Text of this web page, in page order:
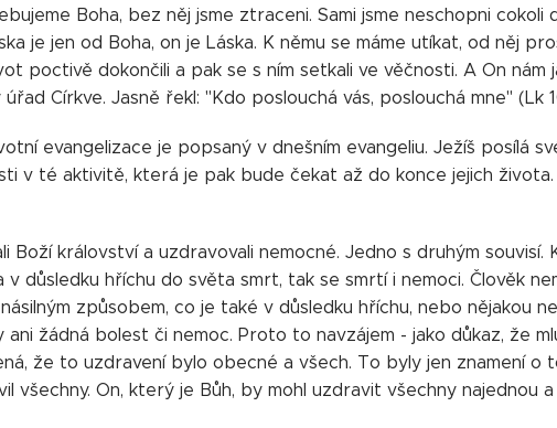
Boha, bez něj jsme ztraceni. Sami jsme neschopni cokoli
je jen od Boha, on je Láska. K němu se máme utíkat, od něj
poctivě dokončili a pak se s ním setkali ve věčnosti. A On nám
Církve. Jasně řekl: "Kdo poslouchá vás, poslouchá mne" (Lk
evangelizace je popsaný v dnešním evangeliu. Ježíš posílá
v té aktivitě, která je pak bude čekat až do konce jejich
Boží království a uzdravovali nemocné. Jedno s druhým souvisí.
v důsledku hříchu do světa smrt, tak se smrtí i nemoci. Člověk
způsobem, co je také v důsledku hříchu, nebo nějakou
ani žádná bolest či nemoc. Proto to navzájem - jako důkaz, že
že to uzdravení bylo obecné a všech. To byly jen znamení o
všechny. On, který je Bůh, by mohl uzdravit všechny najednou a